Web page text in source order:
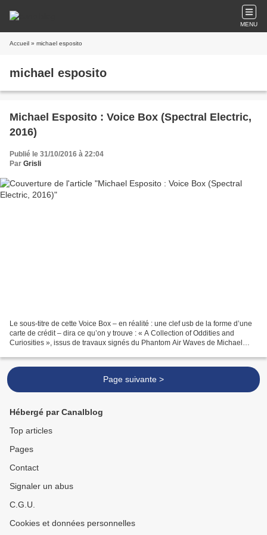
MENU
Accueil » michael esposito
michael esposito
Michael Esposito : Voice Box (Spectral Electric,
2016)
Publié le 31/10/2016 à 22:04
Par Grisli
Le sous-titre de cette Voice Box – en réalité : une clef usb de la forme d’une
carte de crédit – dira ce qu’on y trouve : « A Collection of Oddities and
Curiosities », issus de travaux signés du Phantom Air Waves de Michael
Page suivante >
Hébergé par Canalblog
Top articles
Pages
Contact
Signaler un abus
C.G.U.
Cookies et données personnelles